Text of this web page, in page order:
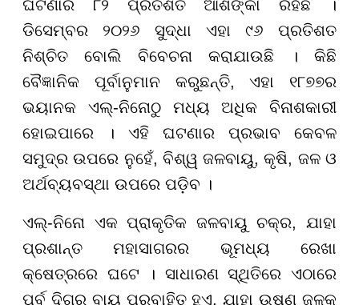
ଘଟଣାର ୮୨ ପ୍ରତିଶତ ଆଶଙ୍କା ରହିଛି ।
ଡିସେମ୍ବର ୨୦୨୬ ସୁଦ୍ଧା ଏହା ୯୬ ପ୍ରତିଶତ
ନିଶ୍ଚିତ ବୋଲି ବିବେଚନା କରାଯାଉଛି । କିଛି
ବୈଜ୍ଞାନିକ ପୂର୍ବାନୁମାନ କରୁଛନ୍ତି, ଏହା ୧୮୭୭ର
ଭୟାନକ ଏଲ୍-ନିନୋଠୁ ମଧ୍ୟ ଅଧିକ ବିନାଶକାରୀ
ହୋଇପାରେ । ଏହି ଘଟଣାର ପ୍ରଭାବ କେବଳ
ସମୁଦ୍ର ଉପରେ ନୁହେଁ, ବିଶ୍ୱ ଜଳବାୟୁ, କୃଷି, ଜଳ ଓ
ଅର୍ଥବ୍ୟବସ୍ଥା ଉପରେ ପଡ଼ିବ ।
ଏଲ୍-ନିନୋ ଏକ ପ୍ରାକୃତିକ ଜଳବାୟୁ ଚକ୍ର, ଯାହା
ପ୍ରଶାନ୍ତ ମହାସାଗରର ଭୂମଧ୍ୟ ରେଖା
କ୍ଷେତ୍ରରେ ଘଟେ । ସାଧାରଣ ସ୍ଥିତିରେ ଏଠାରେ
ପୂର୍ବ ଦିଗରୁ ବାୟୁ ପ୍ରବାହିତ ହୁଏ, ଯାହା ଉଷ୍ଣ ଜଳକୁ